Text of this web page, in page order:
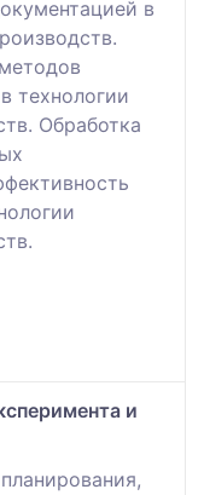
в
технологии
Обработка
и